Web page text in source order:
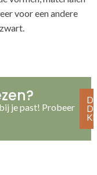
voor een andere
je past! Probeer